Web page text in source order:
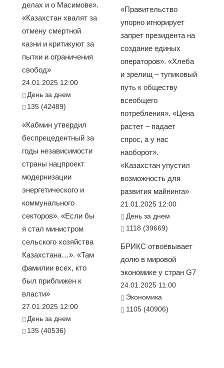
делах и о Масимове».
«Казахстан хвалят за
отмену смертной
казни и критикуют за
пытки и ограничения
свобод»
24.01.2025 12:00
День за днем
135 (42489)
«Кабмин утвердил
беспрецедентный за
годы независимости
страны нацпроект
модернизации
энергетического и
коммунального
секторов». «Если бы
я стал министром
сельского хозяйства
Казахстана…». «Там
фамилии всех, кто
был приближен к
власти»
27.01.2025 12:00
День за днем
135 (40536)
«Правительство
упорно игнорирует
запрет президента на
создание единых
операторов». «Хлеба
и зрелищ – тупиковый
путь к обществу
всеобщего
потребления». «Цена
растет – падает
спрос, а у нас
наоборот».
«Казахстан упустил
возможность для
развития майнинга»
21.01.2025 12:00
День за днем
1118 (39669)
БРИКС отвоёвывает
долю в мировой
экономике у стран G7
24.01.2025 11:00
Экономика
1105 (40906)